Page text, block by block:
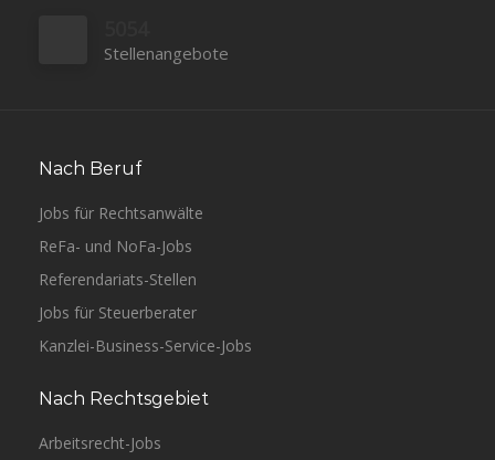
Stellenangebote
Nach Beruf
Jobs für Rechtsanwälte
ReFa- und NoFa-Jobs
Referendariats-Stellen
Jobs für Steuerberater
Kanzlei-Business-Service-Jobs
Nach Rechtsgebiet
Arbeitsrecht-Jobs